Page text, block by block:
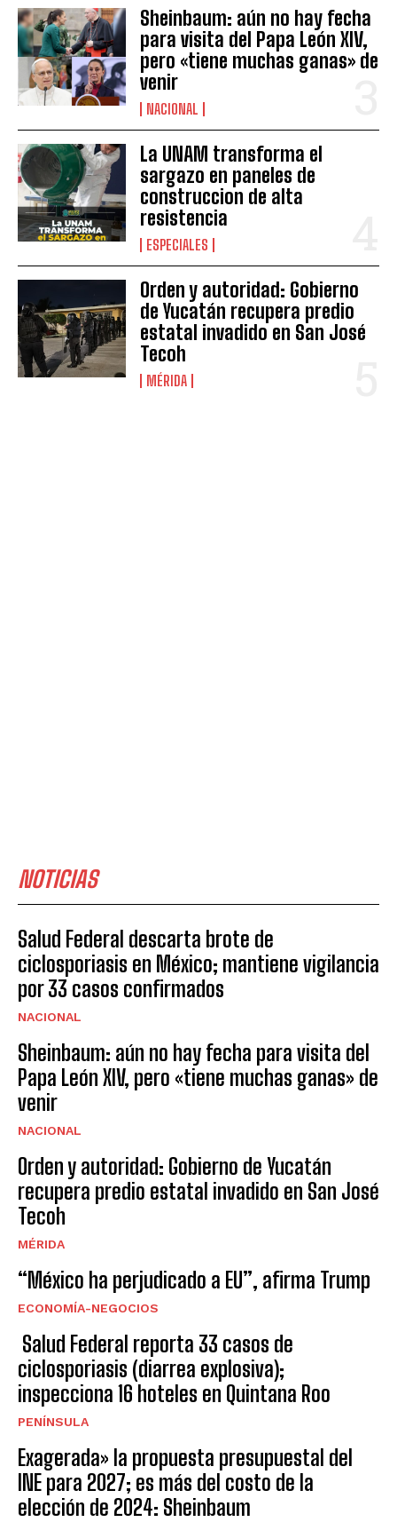
Sheinbaum: aún no hay fecha
para visita del Papa León XIV,
pero «tiene muchas ganas» de
venir
NACIONAL
La UNAM transforma el
sargazo en paneles de
construccion de alta
resistencia
ESPECIALES
Orden y autoridad: Gobierno
de Yucatán recupera predio
estatal invadido en San José
Tecoh
MÉRIDA
NOTICIAS
Salud Federal descarta brote de
ciclosporiasis en México; mantiene vigilancia
por 33 casos confirmados
NACIONAL
Sheinbaum: aún no hay fecha para visita del
Papa León XIV, pero «tiene muchas ganas» de
venir
NACIONAL
Orden y autoridad: Gobierno de Yucatán
recupera predio estatal invadido en San José
Tecoh
MÉRIDA
“México ha perjudicado a EU”, afirma Trump
ECONOMÍA-NEGOCIOS
Salud Federal reporta 33 casos de
ciclosporiasis (diarrea explosiva);
inspecciona 16 hoteles en Quintana Roo
PENÍNSULA
Exagerada» la propuesta presupuestal del
INE para 2027; es más del costo de la
elección de 2024: Sheinbaum